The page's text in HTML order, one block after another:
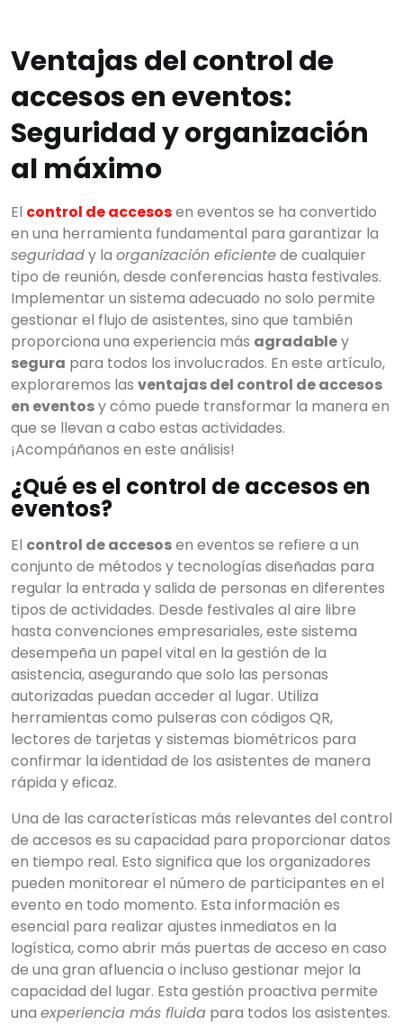
Ventajas del control de
accesos en eventos:
Seguridad y organización
al máximo
El control de accesosen eventos se ha convertido
en una herramienta fundamental para garantizar la
seguridady la organización eficientede cualquier
tipo de reunión, desde conferencias hasta festivales.
Implementar un sistema adecuado no solo permite
gestionar el flujo de asistentes, sino que también
proporciona una experiencia más agradabley
segura para todos los involucrados. En este artículo,
exploraremos las ventajas del control de accesos
en eventosy cómo puede transformar la manera en
que se llevan a cabo estas actividades.
¡Acompáñanos en este análisis!
¿Qué es el control de accesos en
eventos?
El control de accesosen eventos se refiere a un
conjunto de métodos y tecnologías diseñadas para
regular la entrada y salida de personas en diferentes
tipos de actividades. Desde festivales al aire libre
hasta convenciones empresariales, este sistema
desempeña un papel vital en la gestión de la
asistencia, asegurando que solo las personas
autorizadas puedan acceder al lugar. Utiliza
herramientas como pulseras con códigos QR,
lectores de tarjetas y sistemas biométricos para
confirmar la identidad de los asistentes de manera
rápida y eficaz.
Una de las características más relevantes del control
de accesos es su capacidad para proporcionar datos
en tiempo real. Esto significa que los organizadores
pueden monitorear el número de participantes en el
evento en todo momento. Esta información es
esencial para realizar ajustes inmediatos en la
logística, como abrir más puertas de acceso en caso
de una gran afluencia o incluso gestionar mejor la
capacidad del lugar. Esta gestión proactiva permite
una experiencia más fluida para todos los asistentes.